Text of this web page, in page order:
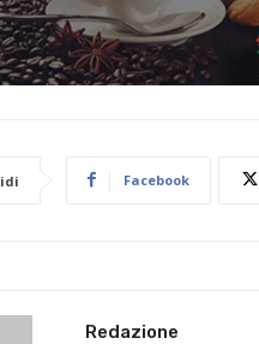
Facebook
Redazione